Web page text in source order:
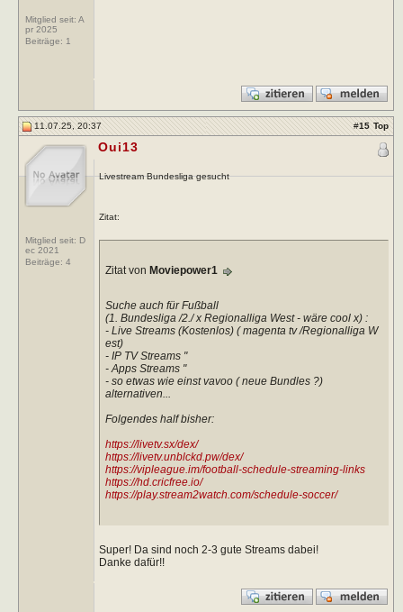
Mitglied seit: A
pr 2025
Beiträge: 1
11.07.25, 20:37 #15 Top
Mitglied seit: D
ec 2021
Beiträge: 4
Oui13
Livestream Bundesliga gesucht
Zitat:
Zitat von Moviepower1
Suche auch für Fußball
(1. Bundesliga /2./ x Regionalliga West - wäre cool x) :
- Live Streams (Kostenlos) ( magenta tv /Regionalliga W
est)
- IP TV Streams "
- Apps Streams "
- so etwas wie einst vavoo ( neue Bundles ?)
alternativen...
Folgendes half bisher:
https://livetv.sx/dex/
https://livetv.unblckd.pw/dex/
https://vipleague.im/football-schedule-streaming-links
https://hd.cricfree.io/
https://play.stream2watch.com/schedule-soccer/
Super! Da sind noch 2-3 gute Streams dabei!
Danke dafür!!